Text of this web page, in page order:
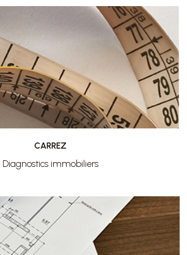
CARREZ
Diagnostics immobiliers